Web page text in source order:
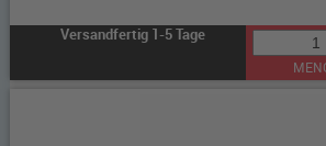
Versandfertig 1-5 Tage